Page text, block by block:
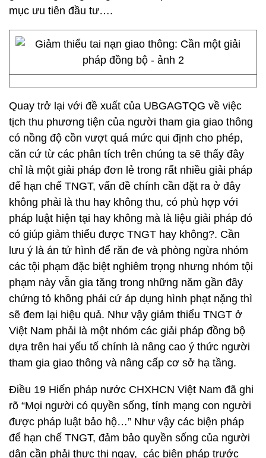
mục ưu tiên đầu tư….
Quay trở lại với đề xuất của UBGAGTQG về việc
tịch thu phương tiện của người tham gia giao thông
có nồng độ cồn vượt quá mức qui định cho phép,
căn cứ từ các phân tích trên chúng ta sẽ thấy đây
chỉ là một giải pháp đơn lẻ trong rất nhiều giải pháp
để hạn chế TNGT, vấn đề chính cần đặt ra ở đây
không phải là thu hay không thu, có phù hợp với
pháp luật hiện tại hay không mà là liệu giải pháp đó
có giúp giảm thiểu được TNGT hay không?. Cần
lưu ý là án tử hình để răn đe và phòng ngừa nhóm
các tội phạm đặc biệt nghiêm trọng nhưng nhóm tội
phạm này vẫn gia tăng trong những năm gần đây
chứng tỏ không phải cứ áp dụng hình phạt nặng thì
sẽ đem lại hiệu quả. Như vậy giảm thiểu TNGT ở
Việt Nam phải là một nhóm các giải pháp đồng bộ
dựa trên hai yếu tố chính là nâng cao ý thức người
tham gia giao thông và nâng cấp cơ sở hạ tầng.
Điều 19 Hiến pháp nước CHXHCN Việt Nam đã ghi
rõ “Mọi người có quyền sống, tính mạng con người
được pháp luật bảo hộ…” Như vậy các biện pháp
để hạn chế TNGT, đảm bảo quyền sống của người
dân cần phải thực thi ngay, các biện pháp trước